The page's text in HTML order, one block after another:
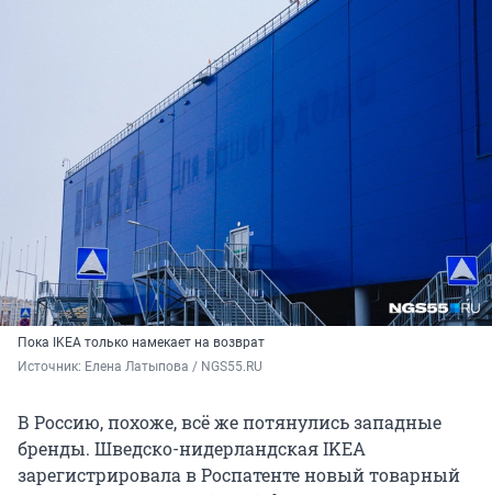
Пока IKEA только намекает на возврат
Источник: Елена Латыпова / NGS55.RU
В Россию, похоже, всё же потянулись западные
бренды. Шведско-нидерландская IKEA
зарегистрировала в Роспатенте новый товарный